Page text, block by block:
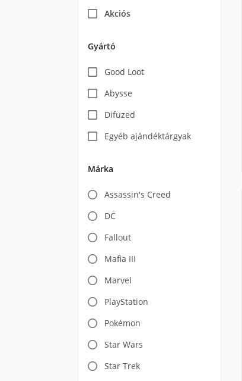
Akciós
Gyártó
Good Loot
Abysse
Difuzed
Egyéb ajándéktárgyak
Márka
Assassin's Creed
DC
Fallout
Mafia III
Marvel
PlayStation
Pokémon
Star Wars
Star Trek